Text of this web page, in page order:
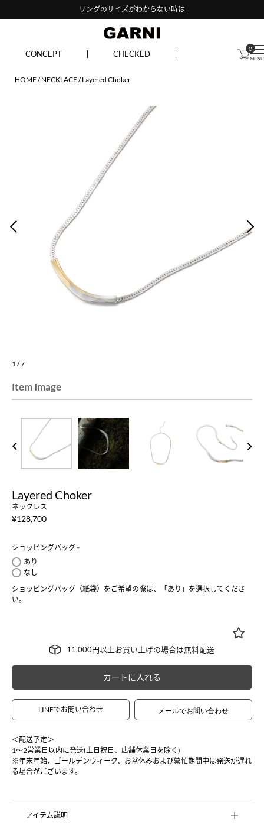
リングのサイズがわからない時は
CONCEPT CHECKED
0
HOME NECKLACE Layered Choker
PREV
1/7
Item Image
NEXT
Layered Choker
ネックレス
¥128,700
ショッピングバッグ
あり
なし
ショッピングバッグ（紙袋）をご希望の際は、「あり」を選択してくださ
い。
カートに入れる
LINEでお問い合わせ
＜配送予定＞
1〜2営業日以内に発送(土日祝日、店舗休業日を除く)
※年末年始、ゴールデンウィーク、お盆休みおよび繁忙期間中は発送が遅れ
る場合がございます。
アイテム説明